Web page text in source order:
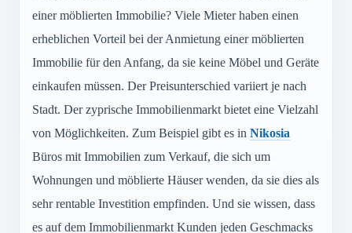
einer möblierten Immobilie? Viele Mieter haben einen
erheblichen Vorteil bei der Anmietung einer möblierten
Immobilie für den Anfang, da sie keine Möbel und Geräte
einkaufen müssen. Der Preisunterschied variiert je nach
Stadt. Der zyprische Immobilienmarkt bietet eine Vielzahl
von Möglichkeiten. Zum Beispiel gibt es in Nikosia
Büros mit Immobilien zum Verkauf, die sich um
Wohnungen und möblierte Häuser wenden, da sie dies als
sehr rentable Investition empfinden. Und sie wissen, dass
es auf dem Immobilienmarkt Kunden jeden Geschmacks